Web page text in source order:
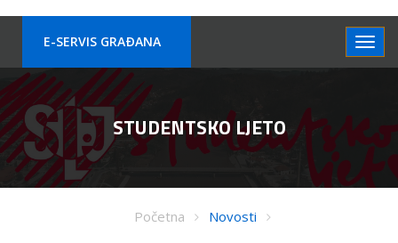
E-SERVIS GRAÐANA
STUDENTSKO LJETO
Početna Novosti